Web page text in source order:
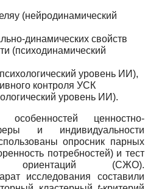
(нейродинамический
динамических свойств
(психодинамический
уровень ИИ),
контроля УСК
уровень ИИ).
ценностно-
и индивидуальности
опросник парных
потребностей) и тест
ориентаций (СЖО).
исследования составили